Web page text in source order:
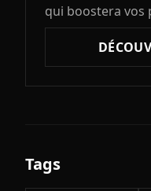
qui boostera vos
Tags